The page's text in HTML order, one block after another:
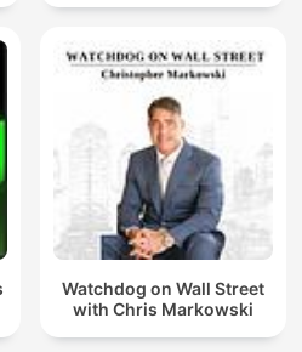
Watchdog on Wall Street
with Chris Markowski